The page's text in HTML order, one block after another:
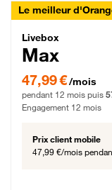
Le meilleur
Livebox
Livebox
Max
47,99 € par mois
47,99 €/mois
pendant 12 mois puis
Engagement 12 mois
Prix client mobile
47,99 €/mois